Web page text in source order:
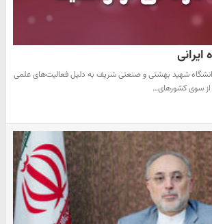
شهید بهشتی و صنعتی شریف به دلیل فعالیت‌های علمی
سوی کشورهای…